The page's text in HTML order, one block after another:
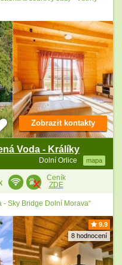
Voda - Králíky
Dolní Orlice mapa
Zobrazit kontakty
Ceník
ZDE
Sky Bridge Dolní Morava“
9.9
8 hodnocení